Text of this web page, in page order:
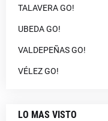
TALAVERA GO!
UBEDA GO!
VALDEPEÑAS GO!
VÉLEZ GO!
LO MAS VISTO